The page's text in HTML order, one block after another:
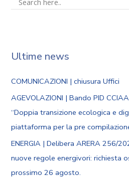
Ultime news
COMUNICAZIONI | chiusura Uffici
AGEVOLAZIONI | Bando PID
“Doppia transizione ecologica e
piattaforma per la pre
ENERGIA | Delibera ARERA 256/
nuove regole energivori: richiesta
prossimo 26 agosto.